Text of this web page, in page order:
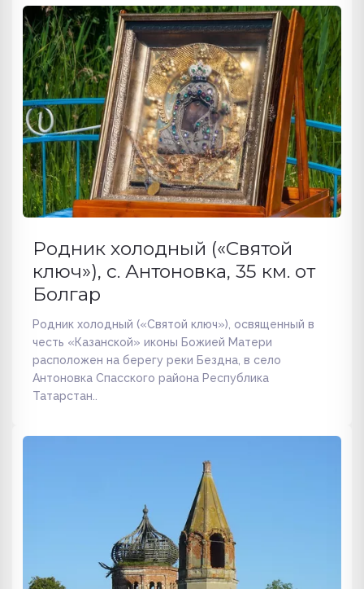
Родник холодный («Святой
ключ»), с. Антоновка, 35 км. от
Болгар
Родник холодный («Святой ключ»), освященный в
честь «Казанской» иконы Божией Матери
расположен на берегу реки Бездна, в село
Антоновка Спасского района Республика
Татарстан..